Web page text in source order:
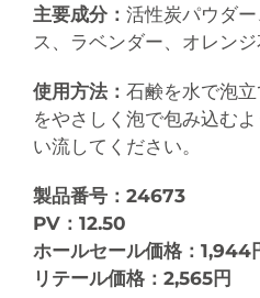
主要成分： 活性炭パウダ
ス、ラベンダー、オレン
使用方法： 石鹸を水で泡
をやさしく泡で包み込む
い流してください。
製品番号：24673
PV：12.50
ホールセール価格：1,944
リテール価格：2,565円